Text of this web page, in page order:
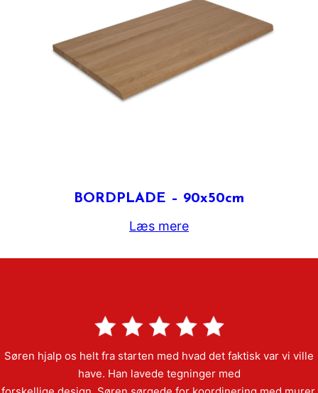
BORDPLADE – 90x50cm
Læs mere
Søren hjalp os helt fra starten med hvad det faktisk var vi ville
have. Han lavede tegninger med